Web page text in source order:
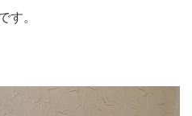
す。